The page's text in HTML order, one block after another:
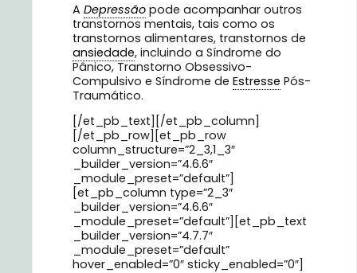
A Depressão pode acompanhar outros
transtornos mentais, tais como os
transtornos alimentares, transtornos de
ansiedade, incluindo a Síndrome do
Pânico, Transtorno Obsessivo-
Compulsivo e Síndrome de Estresse Pós-
Traumático.
[/et_pb_text][/et_pb_column]
[/et_pb_row][et_pb_row
column_structure=”2_3,1_3″
_builder_version=”4.6.6″
_module_preset=”default”]
[et_pb_column type=”2_3″
_builder_version=”4.6.6″
_module_preset=”default”][et_pb_text
_builder_version=”4.7.7″
_module_preset=”default”
hover_enabled=”0″ sticky_enabled=”0″]